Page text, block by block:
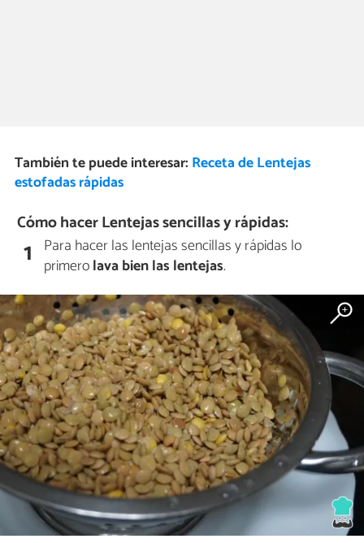
También te puede interesar: Receta de Lentejas
estofadas rápidas
Cómo hacer Lentejas sencillas y rápidas:
1 Para hacer las lentejas sencillas y rápidas lo
primerolava bien las lentejas.